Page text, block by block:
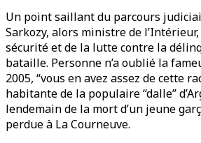
Un point saillant du parcours
Sarkozy, alors ministre de
sécurité et de la lutte contre la
bataille. Personne n’a oublié la
2005, “vous en avez assez de cette
habitante de la populaire “dalle”
lendemain de la mort d’un jeune
perdue à La Courneuve.